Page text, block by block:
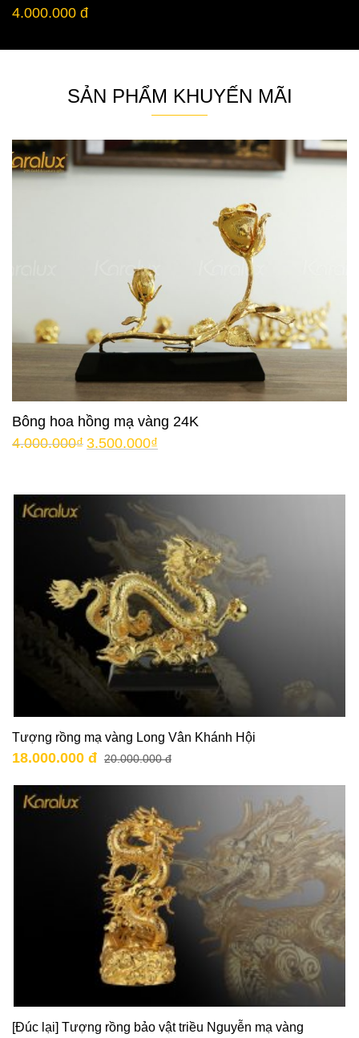
4.000.000 đ
SẢN PHẨM KHUYẾN MÃI
Bông hoa hồng mạ vàng 24K
4.000.000₫ 3.500.000₫
Tượng rồng mạ vàng Long Vân Khánh Hội
18.000.000 đ 20.000.000 đ
[Đúc lại] Tượng rồng bảo vật triều Nguyễn mạ vàng